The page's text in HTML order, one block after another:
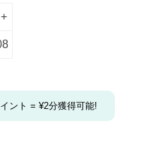
ント = ¥2分獲得可能!